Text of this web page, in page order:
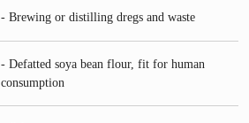
- Brewing or distilling dregs and waste
- Defatted soya bean flour, fit for human
consumption